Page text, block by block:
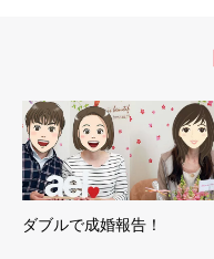
ダブルで成婚報告！